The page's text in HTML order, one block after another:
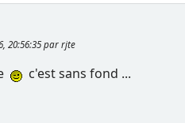
20:56:35 par rjte
c'est sans fond ...